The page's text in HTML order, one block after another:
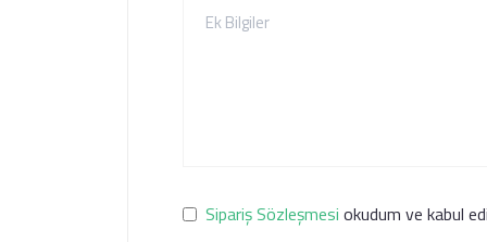
Sipariş Sözleşmesi okudum ve kabul